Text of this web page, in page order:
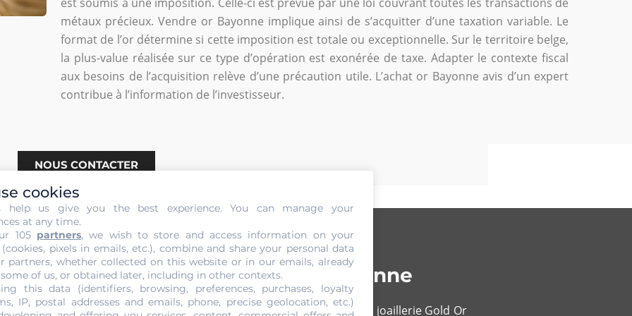
métaux précieux. Vendre or Bayonne implique ainsi de s’acquitter d’une taxation variable. Le
format de l’or détermine si cette imposition est totale ou exceptionnelle. Sur le territoire belge,
la plus-value réalisée sur ce type d’opération est exonérée de taxe. Adapter le contexte fiscal
aux besoins de l’acquisition relève d’une précaution utile. L’achat or Bayonne avis d’un expert
contribue à l’information de l’investisseur.
NOUS CONTACTER
Engagement de votre Or à Bayonne
comptez en faire un objet de transaction depuis Cagnes sur Mer. la joaillerie Gold Or
cookies
help us give you the best experience. You can manage your
at any time.
105 partners, we wish to store and access information on your
(cookies, pixels in emails, etc.), combine and share your personal data
partners, whether collected on this website or in our emails, already
of us, or obtained later, including in other contexts.
this data (identifiers, browsing, preferences, purchases, loyalty
IP, postal addresses and emails, phone, precise geolocation, etc.)